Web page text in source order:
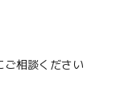
ご相談ください